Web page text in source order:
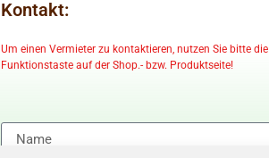
Kontakt:
Um einen Vermieter zu kontaktieren, nutzen Sie bitte die
Funktionstaste auf der Shop.- bzw. Produktseite!